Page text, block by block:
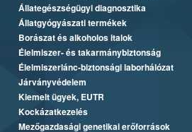
Állategészségügyi diagnosztika
Állatgyógyászati termékek
Borászat és alkoholos italok
Élelmiszer- és takarmánybiztonság
Élelmiszerlánc-biztonsági laborhálózat
Járványvédelem
Kiemelt ügyek, EUTR
Kockázatkezelés
Mezőgazdasági genetikai erőforrások